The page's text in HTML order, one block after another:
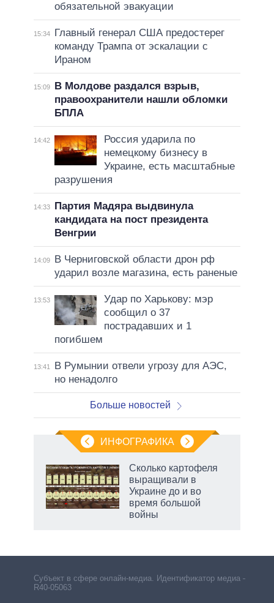
обязательной эвакуации
15:34
Главный генерал США предостерег
команду Трампа от эскалации с
Ираном
15:09
В Молдове раздался взрыв,
правоохранители нашли обломки
БПЛА
14:42
Россия ударила по
немецкому бизнесу в
Украине, есть масштабные
разрушения
14:33
Партия Мадяра выдвинула
кандидата на пост президента
Венгрии
14:09
В Черниговской области дрон рф
ударил возле магазина, есть раненые
13:53
Удар по Харькову: мэр
сообщил о 37
пострадавших и 1
погибшем
13:41
В Румынии отвели угрозу для АЭС,
но ненадолго
Больше новостей
ИНФОГРАФИКА
Сколько картофеля
выращивали в
Украине до и во
время большой
войны
Субъект в сфере онлайн-медиа. Идентификатор медиа –
R40-05063